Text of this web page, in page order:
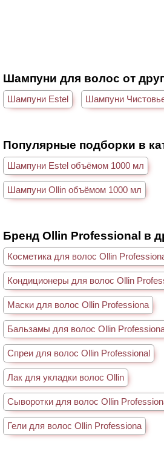
Шампуни для волос от
Шампуни Estel Шампуни
Популярные подборки в
Шампуни Estel объёмом 1000 мл
Шампуни Ollin объёмом 1000 мл
Бренд Ollin Professional в
Косметика для волос Ollin
Кондиционеры для волос Ollin
Маски для волос Ollin Professiona
Бальзамы для волос Ollin
Спреи для волос Ollin Professional
Лак для укладки волос Ollin
Сыворотки для волос Ollin
Гели для волос Ollin Professiona